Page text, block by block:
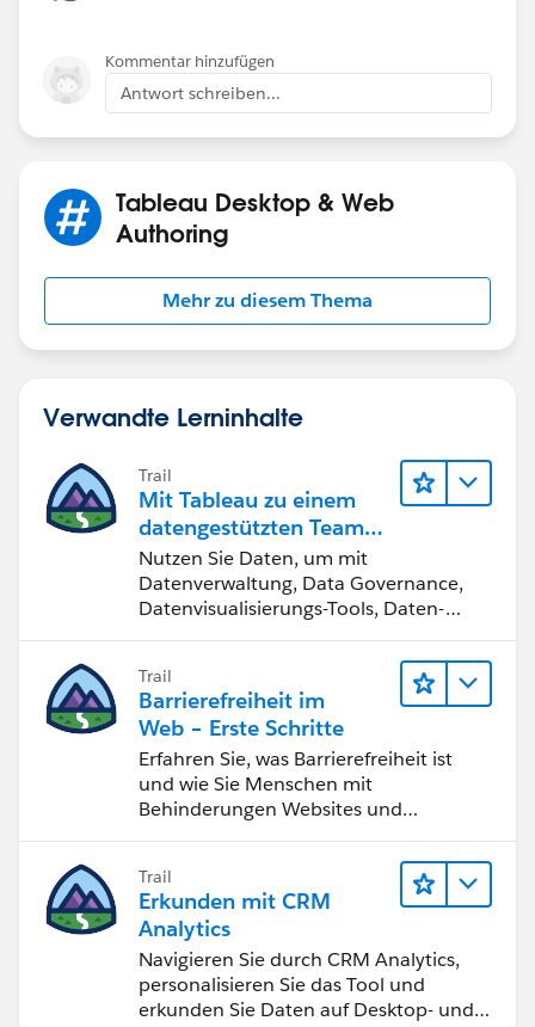
Kommentar hinzufügen
Antwort schreiben...
Tableau Desktop & Web
Authoring
Mehr zu diesem Thema
Verwandte Lerninhalte
Trail
Mit Tableau zu einem
datengestützten Team
werden
Nutzen Sie Daten, um mit
Datenverwaltung, Data Governance,
Datenvisualisierungs-Tools, Daten-
bessere Geschäftsergebnisse zu
erzielen.
Trail
Barrierefreiheit im
Web – Erste Schritte
Erfahren Sie, was Barrierefreiheit ist
und wie Sie Menschen mit
Behinderungen Websites und
Trail
Erkunden mit CRM
Analytics
Navigieren Sie durch CRM Analytics,
personalisieren Sie das Tool und
erkunden Sie Daten auf Desktop- und